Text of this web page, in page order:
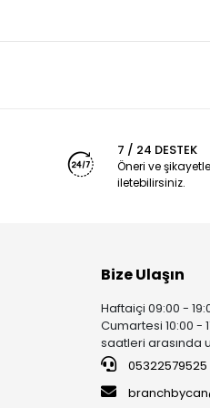
7 / 24 DESTEK
Öneri ve
iletebilirsiniz.
Bize Ulaşın
Haftaiçi 09:00 -
Cumartesi 10:00 -
saatleri arasında
05322579525